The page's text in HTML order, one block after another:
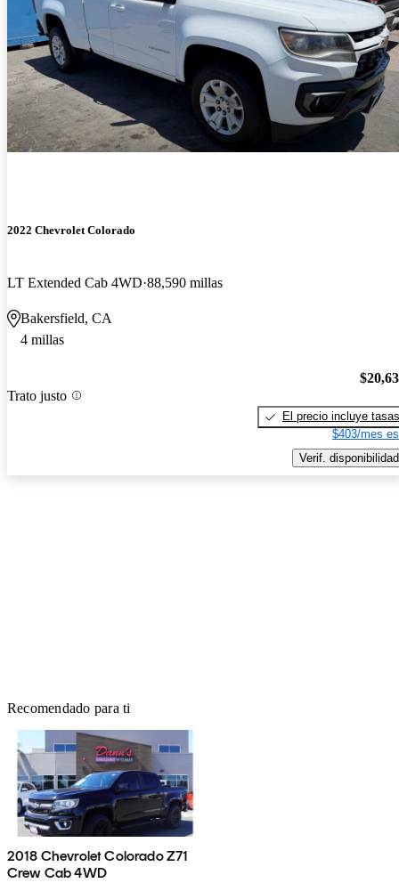
2022 Chevrolet Colorado
LT Extended Cab 4WD 88,590 millas
Bakersfield, CA
4 millas
Trato justo
El precio incluye tasas
$403/mes
Verif. disponibilidad
Recomendado para ti
2018 Chevrolet Colorado Z71
Crew Cab 4WD